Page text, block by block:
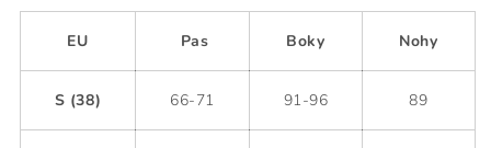
EU Pas Boky Nohy
S (38) 66-71 91-96 89